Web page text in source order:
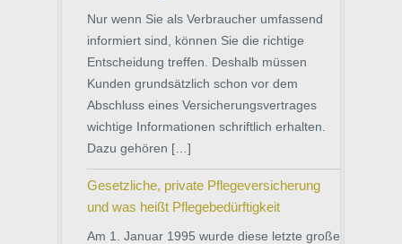
Nur wenn Sie als Verbraucher umfassend
informiert sind, können Sie die richtige
Entscheidung treffen. Deshalb müssen
Kunden grundsätzlich schon vor dem
Abschluss eines Versicherungsvertrages
wichtige Informationen schriftlich erhalten.
Dazu gehören […]
Gesetzliche, private Pflegeversicherung
und was heißt Pflegebedürftigkeit
Am 1. Januar 1995 wurde diese letzte große